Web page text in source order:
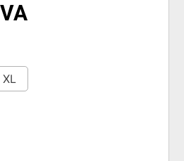
XL